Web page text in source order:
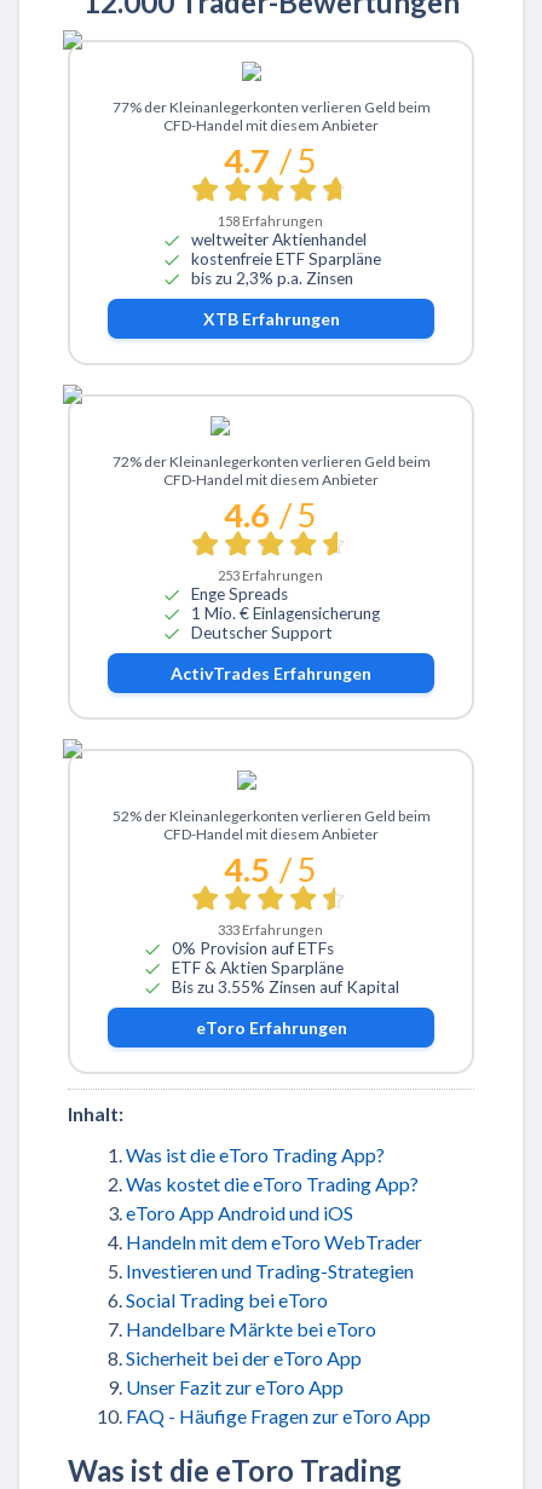
Zu XTB
77% der Kleinanlegerkonten verlieren Geld beim
CFD-Handel mit diesem Anbieter
4.7 / 5
158 Erfahrungen
weltweiter Aktienhandel
kostenfreie ETF Sparpläne
bis zu 2,3% p.a. Zinsen
XTBErfahrungen
Zu ActivTrades
72% der Kleinanlegerkonten verlieren Geld beim
CFD-Handel mit diesem Anbieter
4.6 / 5
253 Erfahrungen
Enge Spreads
1 Mio. € Einlagensicherung
Deutscher Support
ActivTrades Erfahrungen
Zu eToro
52% der Kleinanlegerkonten verlieren Geld beim
CFD-Handel mit diesem Anbieter
4.5 / 5
333 Erfahrungen
0% Provision auf ETFs
ETF & Aktien Sparpläne
Bis zu 3.55% Zinsen auf Kapital
eToro Erfahrungen
Inhalt:
Was ist die eToro Trading App?
Was kostet die eToro Trading App?
eToro App Android und iOS
Handeln mit dem eToro WebTrader
Investieren und Trading-Strategien
Social Trading bei eToro
Handelbare Märkte bei eToro
Sicherheit bei der eToro App
Unser Fazit zur eToro App
FAQ - Häufige Fragen zur eToro App
Was ist die eToro Trading